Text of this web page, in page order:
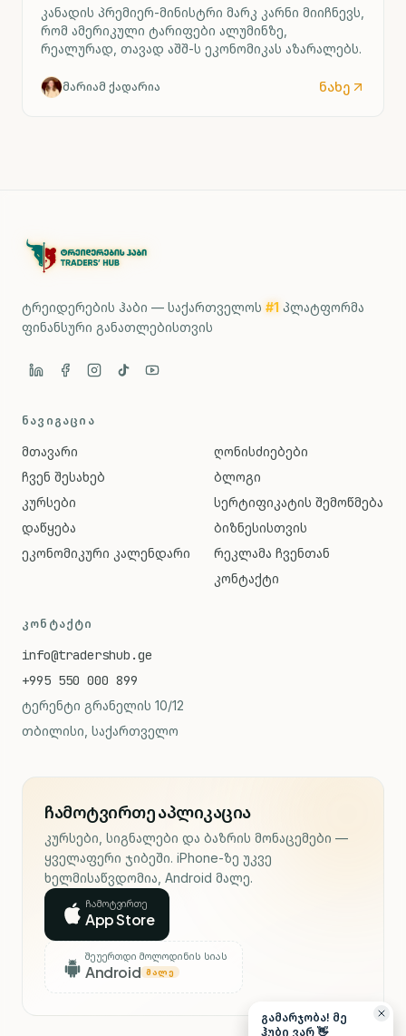
კანადის პრემიერ-მინისტრი მარკ კარნი მიიჩნევს,
რომ ამერიკული ტარიფები ალუმინზე,
რეალურად, თავად აშშ-ს ეკონომიკას აზარალებს.
მარიამ ქადარია ნახე
ტრეიდერების ჰაბი — საქართველოს #1 პლატფორმა
ფინანსური განათლებისთვის
ᲜᲐᲕᲘᲒᲐᲪᲘᲐ
მთავარი
ჩვენ შესახებ
კურსები
დაწყება
ეკონომიკური კალენდარი
ღონისძიებები
ბლოგი
სერტიფიკატის შემოწმება
ბიზნესისთვის
რეკლამა ჩვენთან
კონტაქტი
ᲙᲝᲜᲢᲐᲥᲢᲘ
info@tradershub.ge
+995 550 000 899
ტერენტი გრანელის 10/12
თბილისი, საქართველო
ჩამოტვირთე აპლიკაცია
კურსები, სიგნალები და ბაზრის მონაცემები —
ყველაფერი ჯიბეში. iPhone-ზე უკვე
ხელმისაწვდომია, Android მალე.
ჩამოტვირთე
App Store
შეუერთდი მოლოდინის სიას
Android ᲛᲐᲚᲔ
გამარჯობა! მე
ჰუბი ვარ 👋